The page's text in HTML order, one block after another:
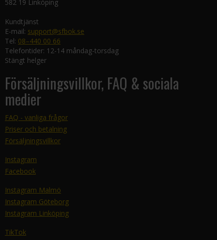
582 19 Linköping
Kundtjänst
E-mail: support@sfbok.se
Tel: 08–440 00 66
Telefontider: 12-14 måndag-torsdag
Stängt helger
Försäljningsvillkor, FAQ & sociala
medier
FAQ - vanliga frågor
Priser och betalning
Försäljningsvillkor
Instagram
Facebook
Instagram Malmö
Instagram Göteborg
Instagram Linköping
TikTok